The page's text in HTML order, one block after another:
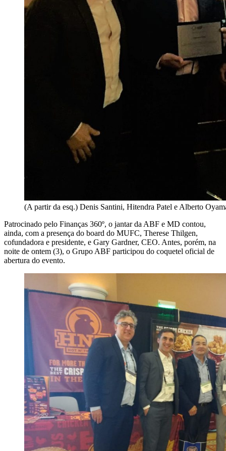
(A partir da esq.) Denis Santini, Hitendra Patel e Alberto
Patrocinado pelo Finanças 360º, o jantar da ABF e MD contou,
ainda, com a presença do board do MUFC, Therese Thilgen,
cofundadora e presidente, e Gary Gardner, CEO. Antes, porém, na
noite de ontem (3), o Grupo ABF participou do coquetel oficial de
abertura do evento.